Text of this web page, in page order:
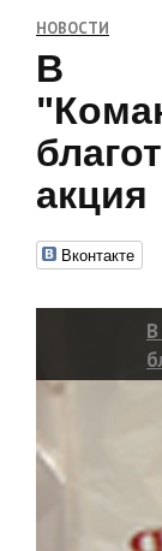
НОВОСТИ
В
акция
Вконтакте